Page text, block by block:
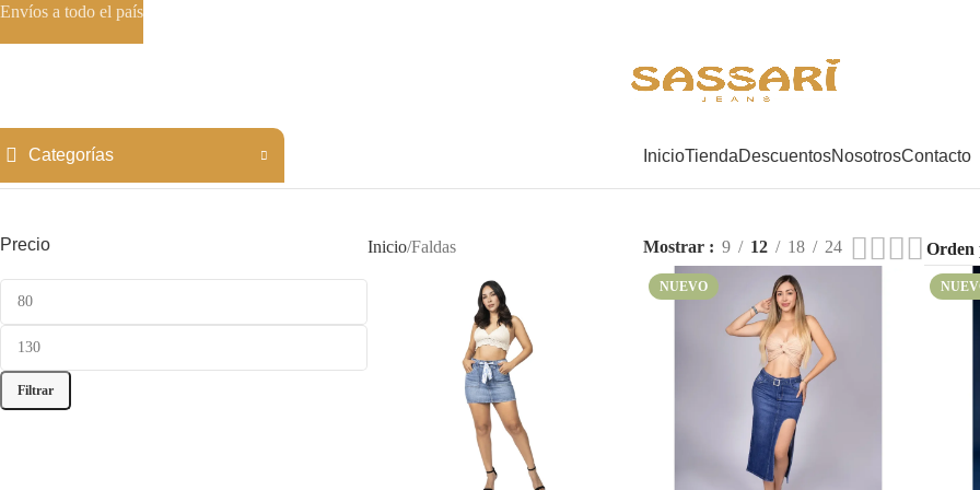
Categorías InicioTiendaDescuentosNosotrosContacto
Precio
Filtrar
Inicio Faldas Mostrar 9 12 18 24
NUEVO
Envíos a todo el país